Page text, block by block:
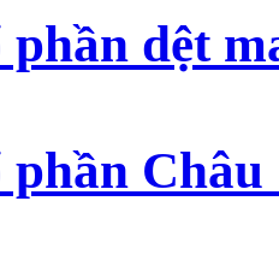
phần dệt
Châu